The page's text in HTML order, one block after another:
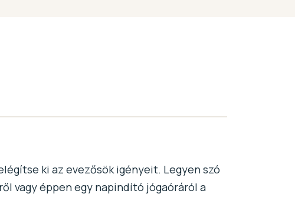
ki az evezősök igényeit. Legyen szó
vagy éppen egy napindító jógaóráról a